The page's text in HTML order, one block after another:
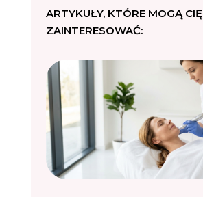
ARTYKUŁY, KTÓRE MOGĄ CIĘ
ZAINTERESOWAĆ: